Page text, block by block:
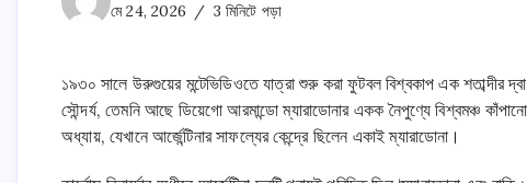
মে 24, 2026
3 মিনিটে পড়া
১৯৩০ সালে উরুগুয়ের মন্টেভিডিওতে যাত্রা শুরু করা ফুটবল বিশ্বকাপ এক শতাব্দীর
সৌন্দর্য, তেমনি আছে ডিয়েগো আরমান্ডো ম্যারাডোনার একক নৈপুণ্যে বিশ্বমঞ্চ
অধ্যায়, যেখানে আর্জেন্টিনার সাফল্যের কেন্দ্রে ছিলেন একাই ম্যারাডোনা।